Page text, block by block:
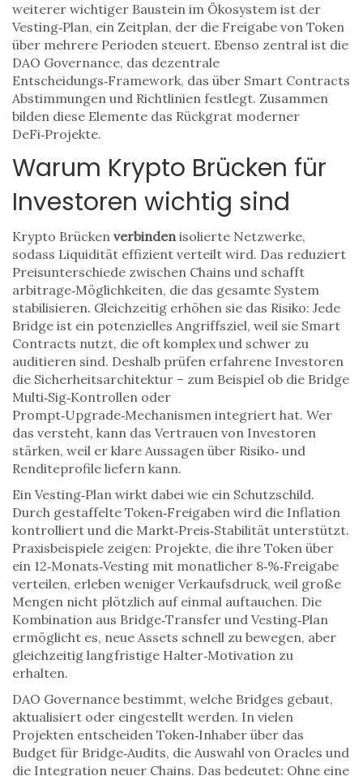
weiterer wichtiger Baustein im Ökosystem ist der
Vesting‑Plan, ein Zeitplan, der die Freigabe von Token
über mehrere Perioden steuert. Ebenso zentral ist die
DAO Governance, das dezentrale
Entscheidungs‑Framework, das über Smart Contracts
Abstimmungen und Richtlinien festlegt. Zusammen
bilden diese Elemente das Rückgrat moderner
DeFi‑Projekte.
Warum Krypto Brücken für
Investoren wichtig sind
Krypto Brücken verbindenisolierte Netzwerke,
sodass Liquidität effizient verteilt wird. Das reduziert
Preis­unterschiede zwischen Chains und schafft
arbitrage‑Möglichkeiten, die das gesamte System
stabilisieren. Gleichzeitig erhöhen sie das Risiko: Jede
Bridge ist ein potenzielles Angriffsziel, weil sie Smart
Contracts nutzt, die oft komplex und schwer zu
auditieren sind. Deshalb prüfen erfahrene Investoren
die Sicherheitsarchitektur – zum Beispiel ob die Bridge
Multi‑Sig‑Kontrollen oder
Prompt‑Upgrade‑Mechanismen integriert hat. Wer
das versteht, kann das Vertrauen von Investoren
stärken, weil er klare Aussagen über Risiko‑ und
Renditeprofile liefern kann.
Ein Vesting‑Plan wirkt dabei wie ein Schutzschild.
Durch gestaffelte Token‑Freigaben wird die Inflation
kontrolliert und die Markt‑Preis‑Stabilität unterstützt.
Praxisbeispiele zeigen: Projekte, die ihre Token über
ein 12‑Monats‑Vesting mit monatlicher 8‑%‑Freigabe
verteilen, erleben weniger Verkaufsdruck, weil große
Mengen nicht plötzlich auf einmal auftauchen. Die
Kombination aus Bridge‑Transfer und Vesting‑Plan
ermöglicht es, neue Assets schnell zu bewegen, aber
gleichzeitig langfristige Halter‑Motivation zu
erhalten.
DAO Governance bestimmt, welche Bridges gebaut,
aktualisiert oder eingestellt werden. In vielen
Projekten entscheiden Token‑Inhaber über das
Budget für Bridge‑Audits, die Auswahl von Oracles und
die Integration neuer Chains. Das bedeutet: Ohne eine